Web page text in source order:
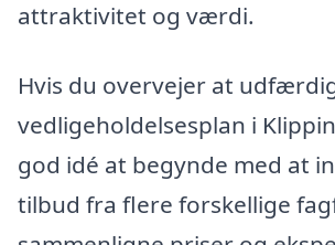
attraktivitet og værdi.
Hvis du overvejer at
vedligeholdelsesplan i
god idé at begynde med at
tilbud fra flere forskellige